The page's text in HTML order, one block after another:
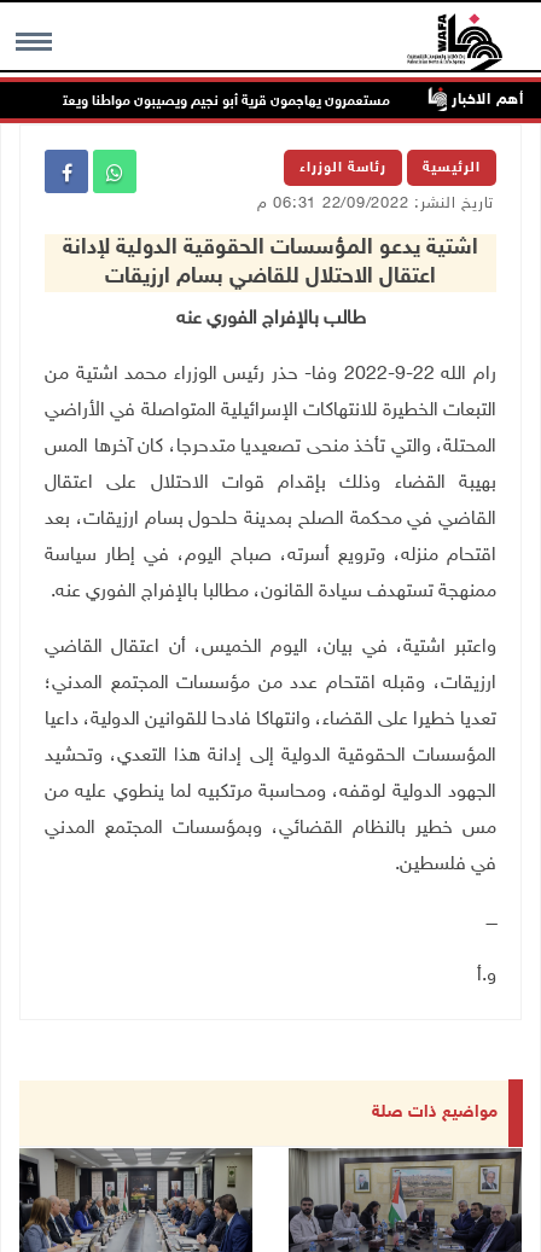
MENU أهم الاخبار مستعمرون يهاجمون قرية أبو نجيم ويصيبون مواطنا ويعتدون على
الرئيسية رئاسة الوزراء
تاريخ النشر: 22/09/2022 06:31 م
اشتية يدعو المؤسسات الحقوقية الدولية لإدانة
اعتقال الاحتلال للقاضي بسام ارزيقات
طالب بالإفراج الفوري عنه
رام الله 22-9-2022 وفا- حذر رئيس الوزراء محمد اشتية من
التبعات الخطيرة للانتهاكات الإسرائيلية المتواصلة في الأراضي
المحتلة، والتي تأخذ منحى تصعيديا متدحرجا، كان آخرها المس
بهيبة القضاء وذلك بإقدام قوات الاحتلال على اعتقال
القاضي في محكمة الصلح بمدينة حلحول بسام ارزيقات، بعد
اقتحام منزله، وترويع أسرته، صباح اليوم، في إطار سياسة
ممنهجة تستهدف سيادة القانون، مطالبا بالإفراج الفوري عنه.
واعتبر اشتية، في بيان، اليوم الخميس، أن اعتقال القاضي
ارزيقات، وقبله اقتحام عدد من مؤسسات المجتمع المدني؛
تعديا خطيرا على القضاء، وانتهاكا فادحا للقوانين الدولية، داعيا
المؤسسات الحقوقية الدولية إلى إدانة هذا التعدي، وتحشيد
الجهود الدولية لوقفه، ومحاسبة مرتكبيه لما ينطوي عليه من
مس خطير بالنظام القضائي، وبمؤسسات المجتمع المدني
في فلسطين.
ــــ
و.أ
مواضيع ذات صلة